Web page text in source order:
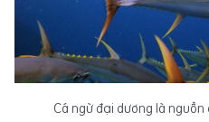
Cá ngừ đại dương là nguồn